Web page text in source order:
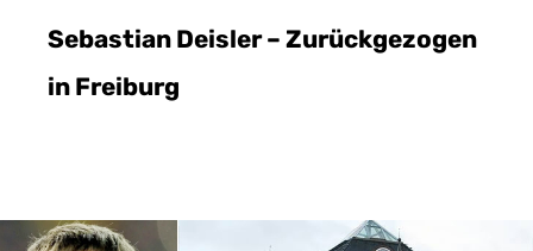
Sebastian Deisler – Zurückgezogen
in Freiburg